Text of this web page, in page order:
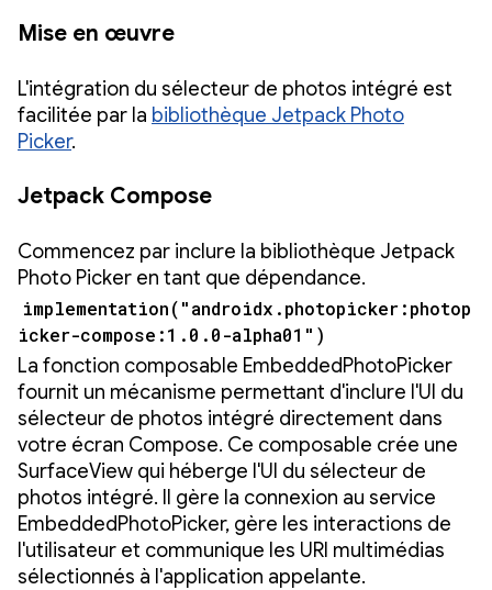
Mise en œuvre
L'intégration du sélecteur de photos intégré est
facilitée par la bibliothèque Jetpack Photo
Picker.
Jetpack Compose
Commencez par inclure la bibliothèque Jetpack
Photo Picker en tant que dépendance.
implementation("androidx.photopicker:photop
icker-compose:1.0.0-alpha01")
La fonction composable EmbeddedPhotoPicker
fournit un mécanisme permettant d'inclure l'UI du
sélecteur de photos intégré directement dans
votre écran Compose. Ce composable crée une
SurfaceView qui héberge l'UI du sélecteur de
photos intégré. Il gère la connexion au service
EmbeddedPhotoPicker, gère les interactions de
l'utilisateur et communique les URI multimédias
sélectionnés à l'application appelante.